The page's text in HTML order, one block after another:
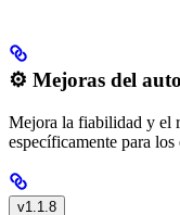
⚙️ Mejoras del
Mejora la fiabilidad y el
específicamente para los
v1.1.8